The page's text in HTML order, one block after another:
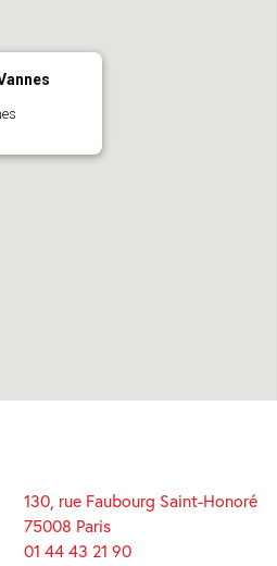
130, rue Faubourg Saint-Honoré
75008 Paris
01 44 43 21 90